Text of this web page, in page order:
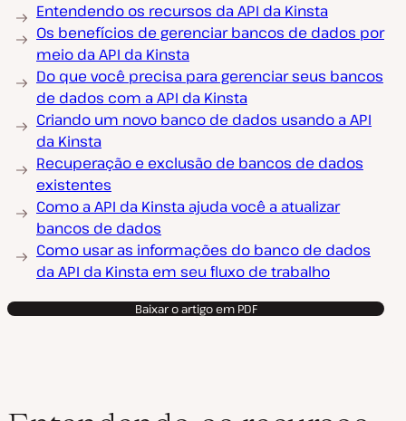
Entendendo os recursos da API da Kinsta
Os benefícios de gerenciar bancos de dados por
meio da API da Kinsta
Do que você precisa para gerenciar seus bancos
de dados com a API da Kinsta
Criando um novo banco de dados usando a API
da Kinsta
Recuperação e exclusão de bancos de dados
existentes
Como a API da Kinsta ajuda você a atualizar
bancos de dados
Como usar as informações do banco de dados
da API da Kinsta em seu fluxo de trabalho
Baixar o artigo em PDF